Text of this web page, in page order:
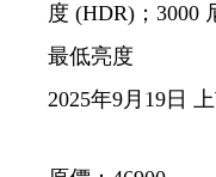
度 (HDR)；3000
最低亮度
2025年9月19日